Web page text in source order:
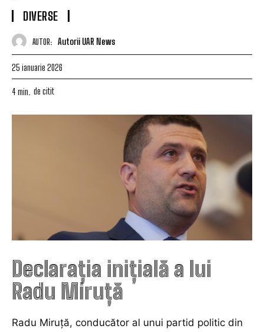
DIVERSE
AUTOR: Autorii UAR News
25 ianuarie 2026
4 min. de citit
Declarația inițială a lui
Radu Miruță
Radu Miruță, conducător al unui partid politic din